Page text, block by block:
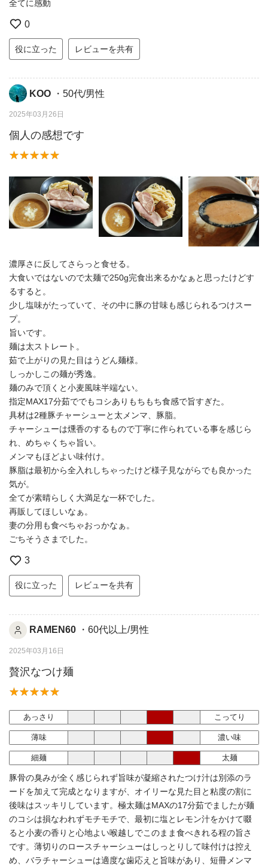
全てに感動
0
役に立った レビューを共有
KOO ・50代/男性
2025年03月26日
個人の感想です
濃厚さに反してさらっと食せる。
大食いではないので太麺で250g完食出来るかなぁと思ったけどす
るすると。
少し塩味がたっていて、その中に豚の甘味も感じられるつけスー
プ。
旨いです。
麺は太ストレート。
茹で上がりの見た目はうどん麺様。
しっかしこの麺が秀逸。
麺のみで頂くと小麦風味半端ない。
指定MAX17分茹ででもコシありもちもち食感で旨すぎた。
具材は2種豚チャーシューと太メンマ、豚脂。
チャーシューは燻香のするもので丁寧に作られている事を感じら
れ、めちゃくちゃ旨い。
メンマもほどよい味付け。
豚脂は最初から全入れしちゃったけど様子見ながらでも良かった
気が。
全てが素晴らしく大満足な一杯でした。
再販してほしいなぁ。
妻の分用も食べちゃおっかなぁ。
ごちそうさまでした。
3
役に立った レビューを共有
RAMEN60 ・60代以上/男性
2025年03月16日
贅沢なつけ麺
あっさり こってり
薄味 濃い味
細麺 太麺
豚骨の臭みが全く感じられず旨味が凝縮されたつけ汁は別添のラ
ードを加えて完成となりますが、オイリーな見た目と粘度の割に
後味はスッキリしています。極太麺はMAXの17分茹でましたが麺
のコシは損なわれずモチモチで、最初に塩とレモン汁をかけて啜
ると小麦の香りと心地よい喉越しでこのまま食べきれる程の旨さ
です。薄切りのロースチャーシューはしっとりして味付けは控え
め、バラチャーシューは適度な歯応えと旨味があり、短冊メンマ